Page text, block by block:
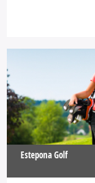
Estepona Golf